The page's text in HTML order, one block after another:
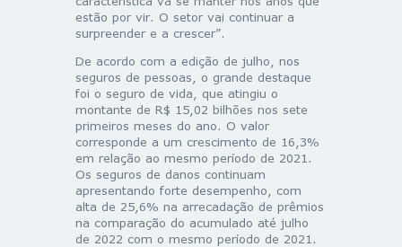
estão por vir. O setor vai continuar a
surpreender e a crescer”.
De acordo com a edição de julho, nos
seguros de pessoas, o grande destaque
foi o seguro de vida, que atingiu o
montante de R$ 15,02 bilhões nos sete
primeiros meses do ano. O valor
corresponde a um crescimento de 16,3%
em relação ao mesmo período de 2021.
Os seguros de danos continuam
apresentando forte desempenho, com
alta de 25,6% na arrecadação de prêmios
na comparação do acumulado até julho
de 2022 com o mesmo período de 2021.